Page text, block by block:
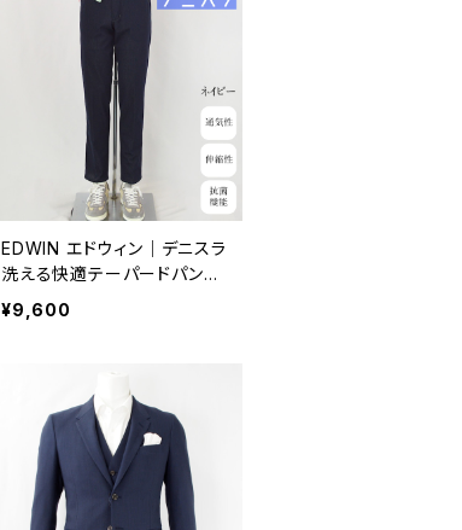
EDWIN エドウィン｜デニスラ
洗える快適テーパードパンツ
｜メンズ EDB101-20251 ネ
イビー
¥9,600